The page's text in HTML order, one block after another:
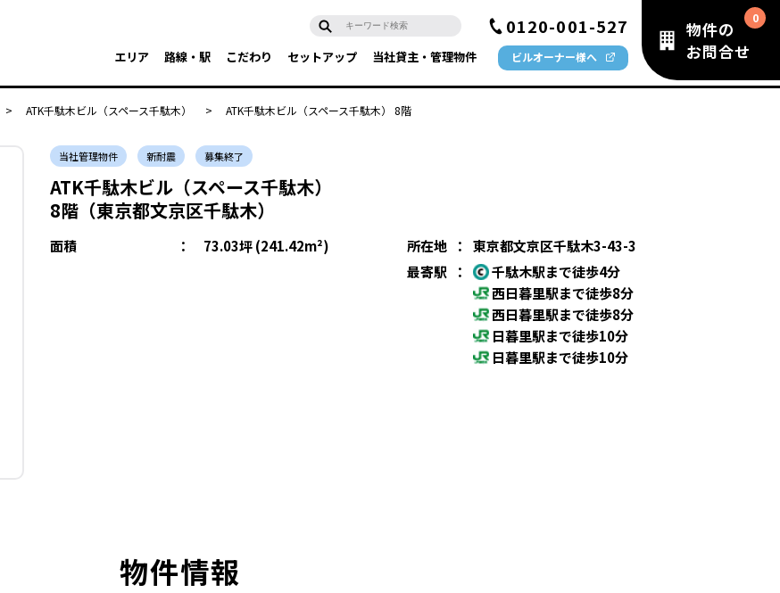
0120-001-527
エリア 路線・駅 こだわり セットアップ 当社貸主・管理物件 ビルオーナー様へ
物件の
お問合せ
> ATK千駄木ビル（スペース千駄木） > ATK千駄木ビル（スペース千駄木） 8階
当社管理物件 新耐震 募集終了
ATK千駄木ビル（スペース千駄木）
8階（東京都文京区千駄木）
面積 ： 73.03坪 (241.42m²) 所在地 ：
東京都文京区千駄木3-43-3
最寄駅
：
千駄木駅まで徒歩4分
西日暮里駅まで徒歩8分
西日暮里駅まで徒歩8分
日暮里駅まで徒歩10分
日暮里駅まで徒歩10分
物件情報